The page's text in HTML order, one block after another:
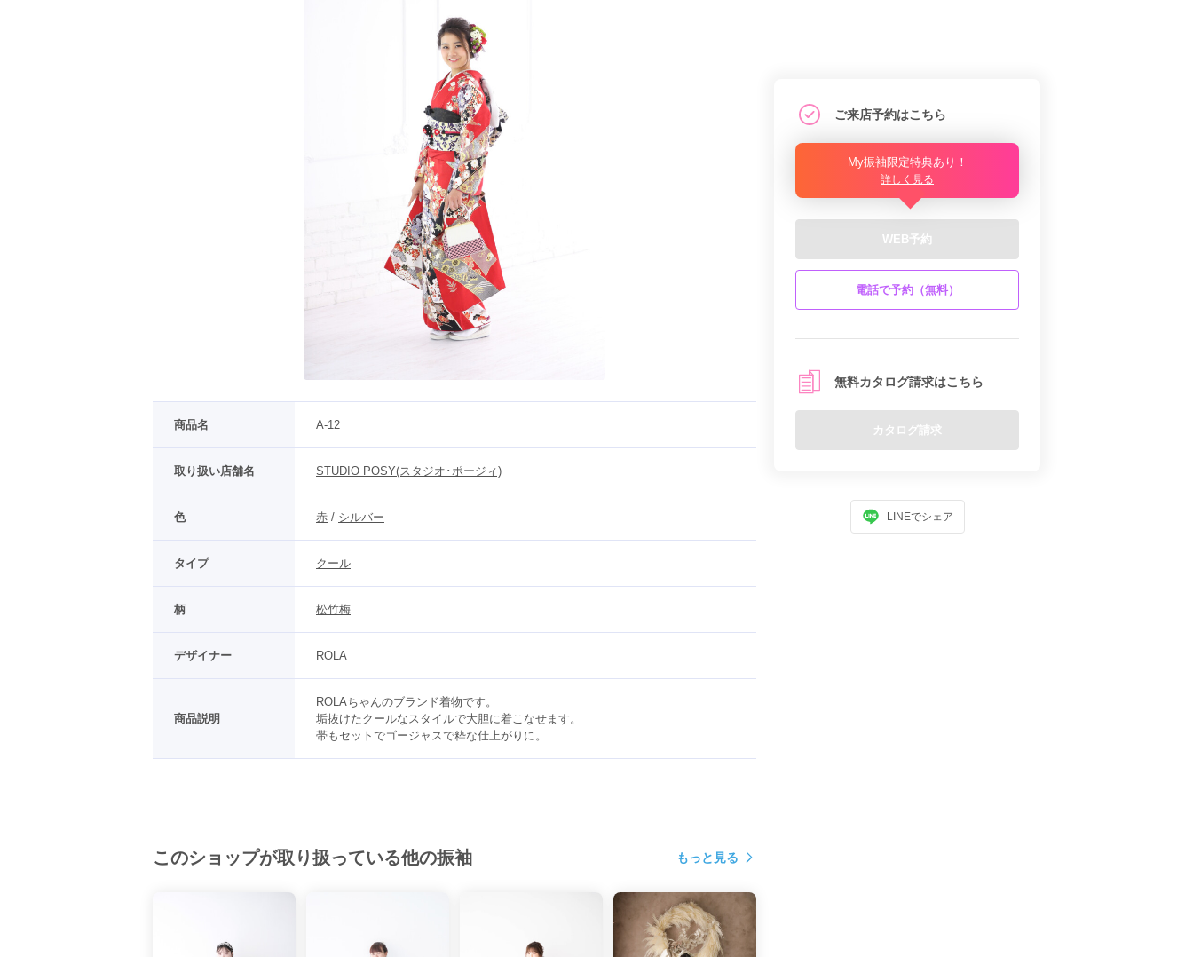
商品名 A-12
取り扱い店舗名 STUDIO POSY(スタジオ･ポージィ)
色 赤 / シルバー
タイプ クール
柄 松竹梅
デザイナー ROLA
商品説明
ROLAちゃんのブランド着物です。
垢抜けたクールなスタイルで大胆に着こなせます。
帯もセットでゴージャスで粋な仕上がりに。
このショップが取り扱っている他の振袖 もっと見る
ご来店予約はこちら
My振袖限定特典あり！
詳しく見る
WEB予約
電話で予約（無料）
無料カタログ請求はこちら
カタログ請求
LINEでシェア